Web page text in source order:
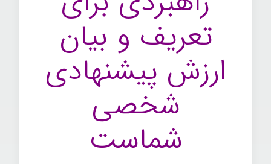
تعریف و بیان
ارزش پیشنهادی
شخصی
شماست